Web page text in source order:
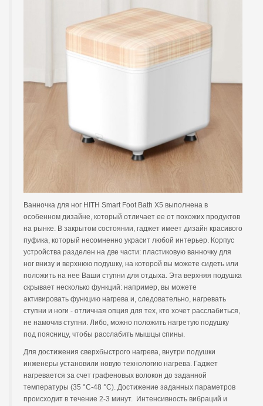
Ванночка для ног HITH Smart Foot Bath X5 выполнена в
особенном дизайне, который отличает ее от похожих продуктов
на рынке. В закрытом состоянии, гаджет имеет дизайн красивого
пуфика, который несомненно украсит любой интерьер. Корпус
устройства разделен на две части: пластиковую ванночку для
ног внизу и верхнюю подушку, на которой вы можете сидеть или
положить на нее Ваши ступни для отдыха. Эта верхняя подушка
скрывает несколько функций: например, вы можете
активировать функцию нагрева и, следовательно, нагревать
ступни и ноги - отличная опция для тех, кто хочет расслабиться,
не намочив ступни. Либо, можно положить нагретую подушку
под поясницу, чтобы расслабить мышцы спины.
Для достижения сверхбыстрого нагрева, внутри подушки
инженеры установили новую технологию нагрева. Гаджет
нагревается за счет графеновых волокон до заданной
температуры (35 °C-48 °C). Достижение заданных параметров
происходит в течение 2-3 минут. Интенсивность вибраций и